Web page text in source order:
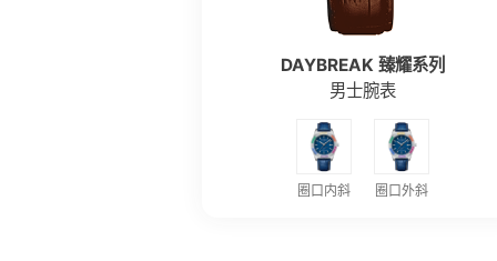
DAYBREAK 臻耀系列
男士腕表
圈口内斜 圈口外斜